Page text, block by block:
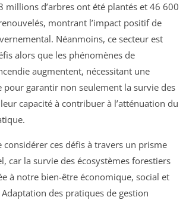
millions d’arbres ont été plantés et 46 600
montrant l’impact positif de
Néanmoins, ce secteur est
alors que les phénomènes de
augmentent, nécessitant une
garantir non seulement la survie des
capacité à contribuer à l’atténuation du
ces défis à travers un prisme
car la survie des écosystèmes forestiers
à notre bien-être économique, social et
des pratiques de gestion